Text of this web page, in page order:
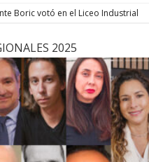
Boric votó en el Liceo Industrial
2025